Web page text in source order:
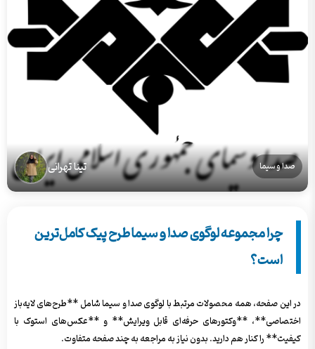
صدا و سیما تینا تهرانی
چرا مجموعه لوگوی صدا و سیما طرح پیک کامل‌ترین
است؟
در این صفحه، همه محصولات مرتبط با لوگوی صدا و سیما شامل **طرح‌های لایه‌باز
اختصاصی**، **وکتورهای حرفه‌ای قابل ویرایش** و **عکس‌های استوک با
کیفیت** را کنار هم دارید. بدون نیاز به مراجعه به چند صفحه متفاوت.